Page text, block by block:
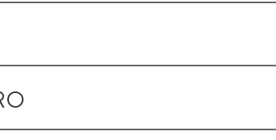
(БАВ) Содержание